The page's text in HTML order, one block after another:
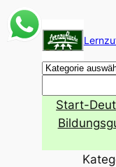
Zum
Inhalt
springen
Start-